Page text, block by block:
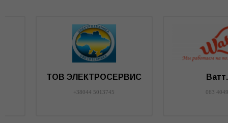
Будмаг
050 6404313
Мир-Полимера
8096 0607980